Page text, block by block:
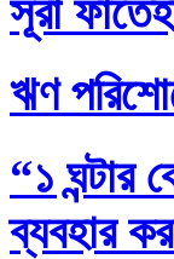
সূরা
ঋণ
“১ ঘন্টার
ব্যবহার